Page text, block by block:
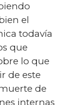
el
todavía
que
lo que
de este
de
internas